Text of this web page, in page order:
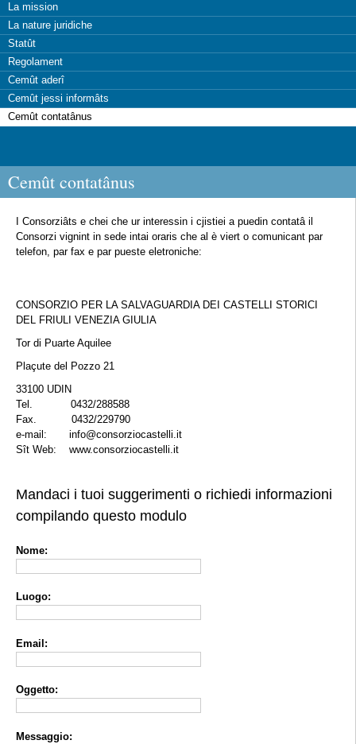
La mission
La nature juridiche
Statût
Regolament
Cemût aderî
Cemût jessi informâts
Cemût contatânus
Cemût contatânus
I Consorziâts e chei che ur interessin i cjistiei a puedin contatâ il
Consorzi vignint in sede intai oraris che al è viert o comunicant par
telefon, par fax e par pueste eletroniche:
CONSORZIO PER LA SALVAGUARDIA DEI CASTELLI STORICI
DEL FRIULI VENEZIA GIULIA
Tor di Puarte Aquilee
Plaçute del Pozzo 21
33100 UDIN
Tel. 0432/288588
Fax. 0432/229790
e-mail: info@consorziocastelli.it
Sît Web: www.consorziocastelli.it
Mandaci i tuoi suggerimenti o richiedi informazioni
compilando questo modulo
Nome:
Luogo:
Email:
Oggetto:
Messaggio: